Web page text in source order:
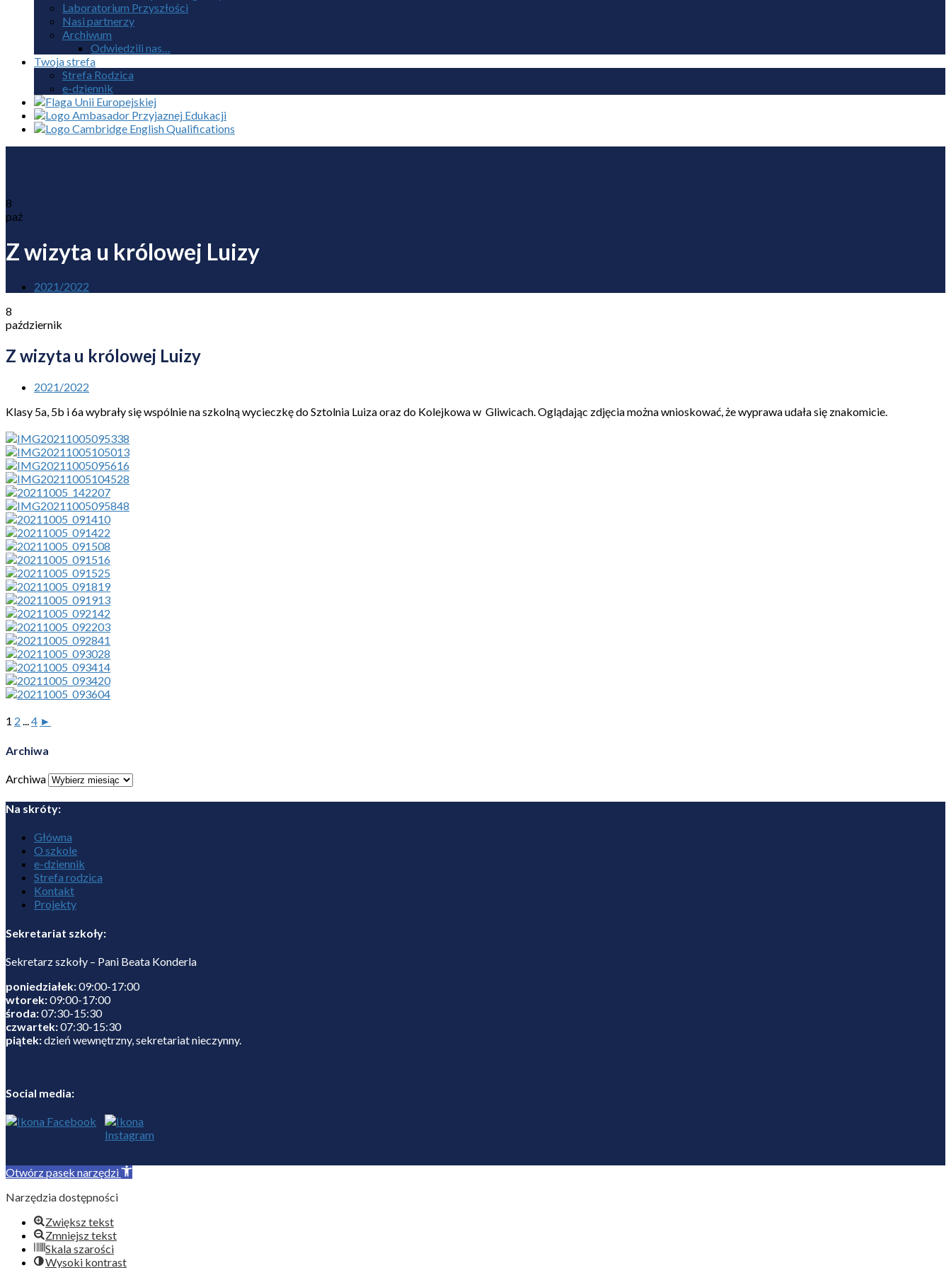
Laboratorium Przyszłości
Nasi partnerzy
Archiwum
Odwiedzili nas…
Twoja strefa
Strefa Rodzica
e-dziennik
8
paź
Z wizyta u królowej Luizy
2021/2022
8
październik
Z wizyta u królowej Luizy
2021/2022
Klasy 5a, 5b i 6a wybrały się wspólnie na szkolną wycieczkę do Sztolnia Luiza oraz do Kolejkowa w Gliwicach. Oglądając zdjęcia można wnioskować, że wyprawa udała się znakomicie.
1 2 ...4 ►
Archiwa
Archiwa
Na skróty:
Główna
O szkole
e-dziennik
Strefa rodzica
Kontakt
Projekty
Sekretariat szkoły:
Sekretarz szkoły – Pani Beata Konderla
poniedziałek:09:00-17:00
wtorek:09:00-17:00
środa:07:30-15:30
czwartek:07:30-15:30
piątek:dzień wewnętrzny, sekretariat nieczynny.
Social media:
Otwórz pasek narzędzi
Narzędzia dostępności
Zwiększ tekst
Zmniejsz tekst
Skala szarości
Wysoki kontrast